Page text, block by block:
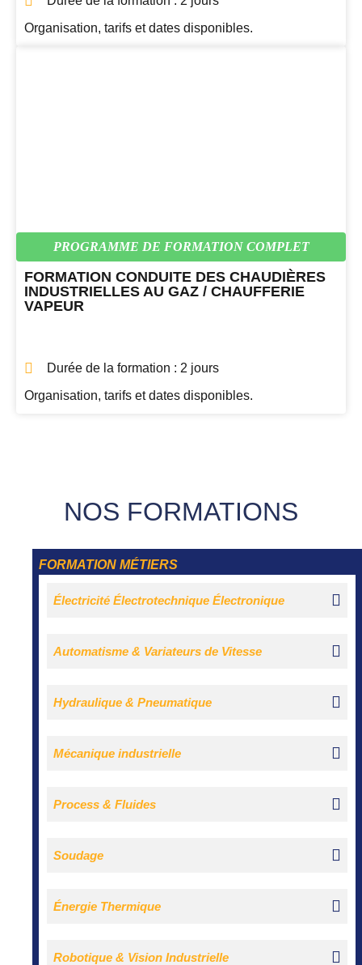
Organisation, tarifs et dates disponibles.
PROGRAMME DE FORMATION COMPLET
FORMATION CONDUITE DES CHAUDIÈRES
INDUSTRIELLES AU GAZ / CHAUFFERIE
VAPEUR
Durée de la formation : 2 jours
Organisation, tarifs et dates disponibles.
NOS FORMATIONS
FORMATION MÉTIERS
Électricité Électrotechnique Électronique
Automatisme & Variateurs de Vitesse
Hydraulique & Pneumatique
Mécanique industrielle
Process & Fluides
Soudage
Énergie Thermique
Robotique & Vision Industrielle